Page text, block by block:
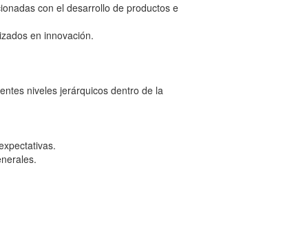
con el desarrollo de productos e
en innovación.
niveles jerárquicos dentro de la